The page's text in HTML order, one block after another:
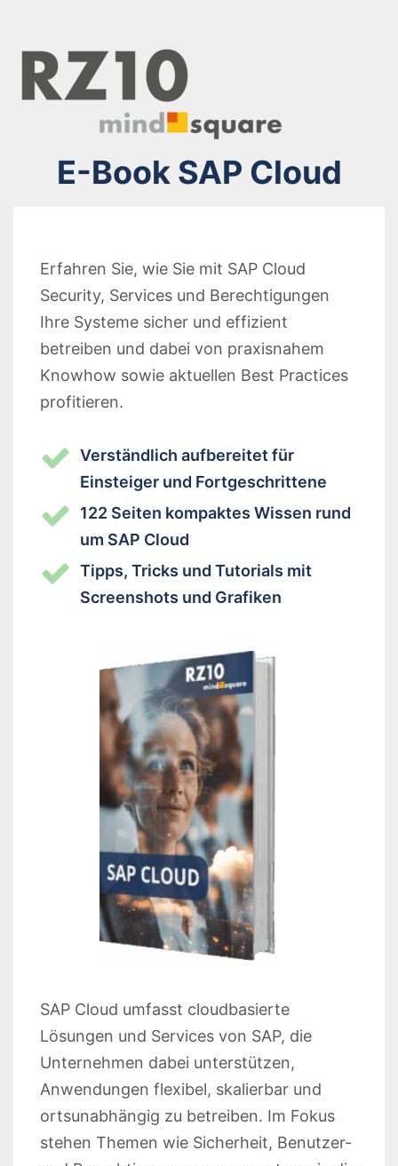
E-Book SAP Cloud
Erfahren Sie, wie Sie mit SAP Cloud
Security, Services und Berechtigungen
Ihre Systeme sicher und effizient
betreiben und dabei von praxisnahem
Knowhow sowie aktuellen Best Practices
profitieren.
Verständlich aufbereitet für
Einsteiger und Fortgeschrittene
122 Seiten kompaktes Wissen rund
um SAP Cloud
Tipps, Tricks und Tutorials mit
Screenshots und Grafiken
SAP Cloud umfasst cloudbasierte
Lösungen und Services von SAP, die
Unternehmen dabei unterstützen,
Anwendungen flexibel, skalierbar und
ortsunabhängig zu betreiben. Im Fokus
stehen Themen wie Sicherheit, Benutzer-